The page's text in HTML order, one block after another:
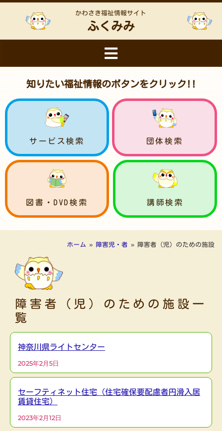
かわさき福祉情報サイト
ふくみみ
知りたい福祉情報のボタンをクリック!!
サービス検索 団体検索
図書・DVD検索 講師検索
ホーム » 障害児・者 » 障害者（児）のための施設
障害者（児）のための施設一
覧
神奈川県ライトセンター
2025年2月5日
セーフティネット住宅（住宅確保要配慮者円滑入居
賃貸住宅）
2023年2月12日